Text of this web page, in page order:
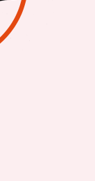
Im
im
das ist gut
SPD,
Diskussion
in
Verdienst.